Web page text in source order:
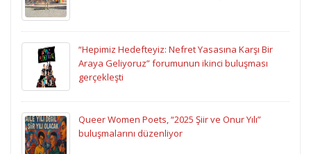
“Hepimiz Hedefteyiz: Nefret Yasasına Karşı Bir
Araya Geliyoruz” forumunun ikinci buluşması
gerçekleşti
Queer Women Poets, “2025 Şiir ve Onur Yılı”
buluşmalarını düzenliyor